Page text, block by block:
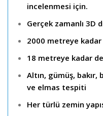
incelenmesi için.
Gerçek zamanlı
2000 metreye
18 metreye kadar
Altın, gümüş,
ve elmas tespiti
Her türlü zemin